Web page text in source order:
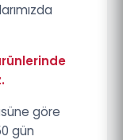
göre
gün